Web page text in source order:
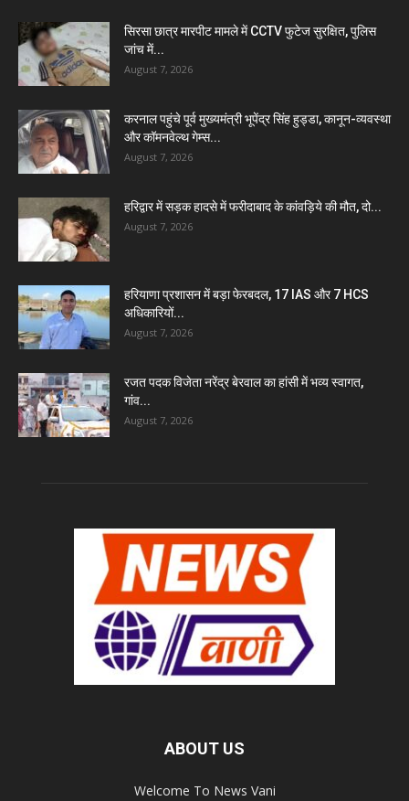
सिरसा छात्र मारपीट मामले में CCTV फुटेज सुरक्षित, पुलिस
जांच में...
August 7, 2026
करनाल पहुंचे पूर्व मुख्यमंत्री भूपेंद्र सिंह हुड्डा, कानून-व्यवस्था
और कॉमनवेल्थ गेम्स...
August 7, 2026
हरिद्वार में सड़क हादसे में फरीदाबाद के कांवड़िये की मौत, दो...
August 7, 2026
हरियाणा प्रशासन में बड़ा फेरबदल, 17 IAS और 7 HCS
अधिकारियों...
August 7, 2026
रजत पदक विजेता नरेंद्र बेरवाल का हांसी में भव्य स्वागत,
गांव...
August 7, 2026
ABOUT US
Welcome To News Vani